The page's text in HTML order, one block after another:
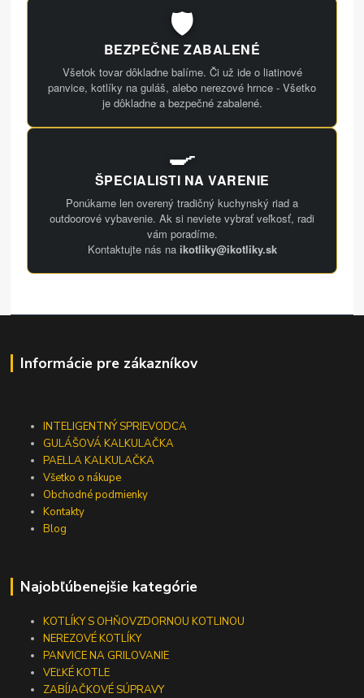
🛡️
BEZPEČNE ZABALENÉ
Všetok tovar dôkladne balíme. Či už ide o liatinové
panvice, kotlíky na guláš, alebo nerezové hrnce - Všetko
je dôkladne a bezpečné zabalené.
🍳
ŠPECIALISTI NA VARENIE
Ponúkame len overený tradičný kuchynský riad a
outdoorové vybavenie. Ak si neviete vybrať veľkosť, radi
vám poradíme.
Kontaktujte nás na ikotliky@ikotliky.sk
Informácie pre zákazníkov
INTELIGENTNÝ SPRIEVODCA
GULÁŠOVÁ KALKULAČKA
PAELLA KALKULAČKA
Všetko o nákupe
Obchodné podmienky
Kontakty
Blog
Najobľúbenejšie kategórie
KOTLÍKY S OHŇOVZDORNOU KOTLINOU
NEREZOVÉ KOTLÍKY
PANVICE NA GRILOVANIE
VEĽKÉ KOTLE
ZABÍJAČKOVÉ SÚPRAVY